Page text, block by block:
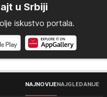
u Srbiji
iskustvo portala.
NAJNOVIJENAJGLEDANIJE